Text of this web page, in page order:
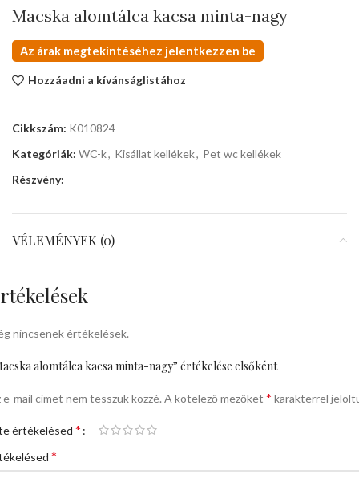
Macska alomtálca kacsa minta-nagy
Az árak megtekintéséhez jelentkezzen be
Hozzáadni a kívánságlistához
Cikkszám: K010824
Kategóriák: WC-k, Kisállat kellékek, Pet wc kellékek
Részvény:
VÉLEMÉNYEK (0)
nincsenek értékelések.
alomtálca kacsa minta-nagy” értékelése elsőként
e-mail címet nem tesszük közzé. A kötelező mezőket * karakterrel
értékelésed *
*